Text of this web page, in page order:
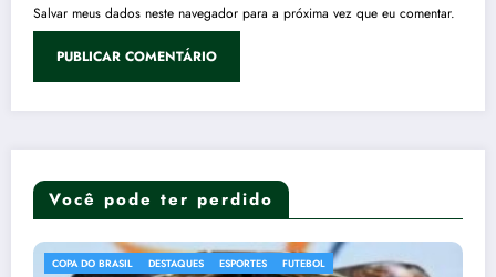
Salvar meus dados neste navegador para a próxima vez que eu comentar.
Você pode ter perdido
DESTAQUES SAÚDE